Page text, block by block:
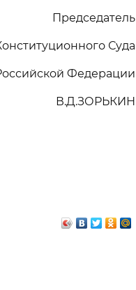
Председатель
Суда
Федерации
В.Д.ЗОРЬКИН